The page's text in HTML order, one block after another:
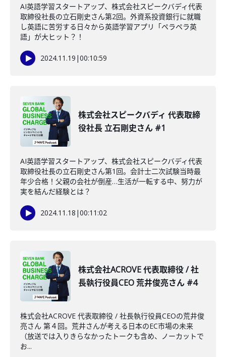
AI英語学習スタートアップ、株式会社スピークバディ代表
取締役社長の立石剛史さん第2回。外資系投資銀行に就職
し英語に苦労する日々から英語学習アプリ「ペラペラ英
語」が大ヒット？！
2024.11.19 |00:10:59
株式会社スピークバディ 代表取締
役社長 立石剛史さん #1
AI英語学習スタートアップ、株式会社スピークバディ代表
取締役社長の立石剛史さん第1回。会計士二次試験当時最
年少合格！父親の会社が倒産…生活が一転する中、努力が
実を結んだ経験とは？
2024.11.18 |00:11:02
株式会社ACROVE 代表取締役 / 社
長執行役員CEO 荒井俊亮さん #4
株式会社ACROVE 代表取締役 / 社長執行役員CEOの荒井俊
亮さん 第４回。荒井さんが考える日本のEC市場の未来
（放送では入りきらなかったトークも含め、ノーカットで
お...